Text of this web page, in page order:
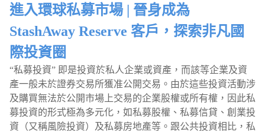
進入環球私募市場 | 晉身成為
StashAway Reserve 客戶，探索非凡國
際投資圈
“私募投資” 即是投資於私人企業或資產，而該等企業及資
產一般未於證券交易所獲准公開交易。由於這些投資活動涉
及購買無法於公開市場上交易的企業股權或所有權，因此私
募投資的形式極為多元化，如私募股權、私募信貸、創業投
資（又稱風險投資）及私募房地產等。跟公共投資相比，私